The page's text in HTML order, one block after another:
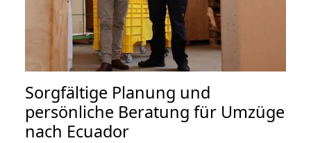
Sorgfältige Planung und
persönliche Beratung für Umzüge
nach Ecuador